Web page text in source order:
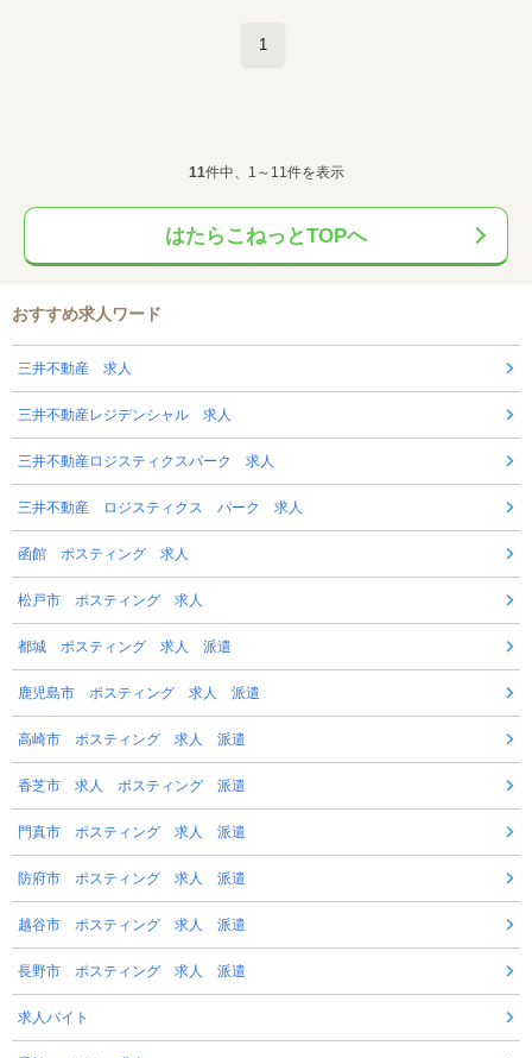
1
11件中、1～11件を表示
はたらこねっとTOPへ
おすすめ求人ワード
三井不動産 求人
三井不動産レジデンシャル 求人
三井不動産ロジスティクスパーク 求人
三井不動産 ロジスティクス パーク 求人
函館 ポスティング 求人
松戸市 ポスティング 求人
都城 ポスティング 求人 派遣
鹿児島市 ポスティング 求人 派遣
高崎市 ポスティング 求人 派遣
香芝市 求人 ポスティング 派遣
門真市 ポスティング 求人 派遣
防府市 ポスティング 求人 派遣
越谷市 ポスティング 求人 派遣
長野市 ポスティング 求人 派遣
求人バイト